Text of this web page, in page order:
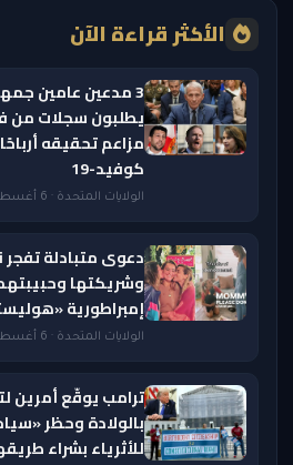
الأكثر قراءة الآن
3 مدعين عامين
يطلبون سجلات من
مزاعم تحقيقه
كوفيد-19
الولايات المتحدة · 6 أغسطس 2026 — 11:50 AM
دعوى متبادلة تفجر
وشريكتها
إمبراطورية
الولايات المتحدة · 6 أغسطس 2026 — 7:20 AM
ترامب يوقّع أمرين
بالولادة وحظر
للأثرياء بشراء